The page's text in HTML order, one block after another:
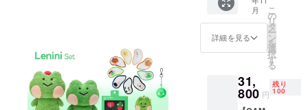
より出
荷時期
が遅れ
る場合
※デザイ
ン・仕
様は変
更にな
す。ご
了承く
ださ
バー、
ウッド
カ
バー、
アイア
バー、
ボール
マー
月
詳細を見る
こ
の
リ
タ
ー
ン
を
選
択
す
る
31,
800 円
残り
100